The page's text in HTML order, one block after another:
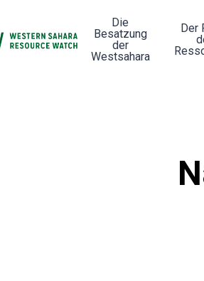
Die
Besatzung
der
Westsahara
Der